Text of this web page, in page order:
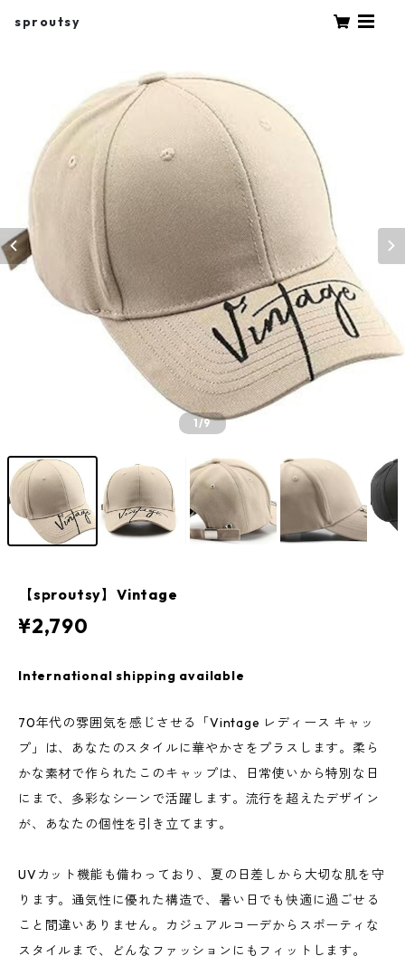
sproutsy
1/9
【sproutsy】Vintage
¥2,790
International shipping available
70年代の雰囲気を感じさせる「Vintage レディース キャッ
プ」は、あなたのスタイルに華やかさをプラスします。柔ら
かな素材で作られたこのキャップは、日常使いから特別な日
にまで、多彩なシーンで活躍します。流行を超えたデザイン
が、あなたの個性を引き立てます。
UVカット機能も備わっており、夏の日差しから大切な肌を守
ります。通気性に優れた構造で、暑い日でも快適に過ごせる
こと間違いありません。カジュアルコーデからスポーティな
スタイルまで、どんなファッションにもフィットします。